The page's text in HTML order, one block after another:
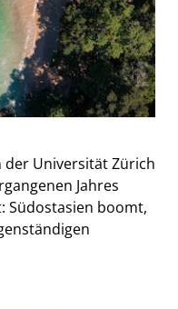
der Universität Zürich
Jahres
Südostasien boomt,